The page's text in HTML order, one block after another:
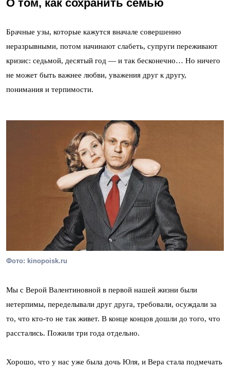
О том, как сохранить семью
Брачные узы, которые кажутся вначале совершенно
неразрывными, потом начинают слабеть, супруги переживают
кризис: седьмой, десятый год — и так бесконечно… Но ничего
не может быть важнее любви, уважения друг к другу,
понимания и терпимости.
Фото: kinopoisk.ru
Мы с Верой Валентиновной в первой нашей жизни были
нетерпимы, переделывали друг друга, требовали, осуждали за
то, что кто-то не так живет. В конце концов дошли до того, что
расстались. Пожили три года отдельно.
Хорошо, что у нас уже была дочь Юля, и Вера стала подмечать